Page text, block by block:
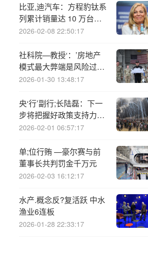
比亚,迪汽车：方程豹钛系
列累计销量达 10 万台，
历时 7 个月
2026-02-08 22:50:17
社科院—教授‘：’房地产
模式最大弊端是风险过度
集中于买房人头上
2026-01-30 13:48:17
央‘行’副行;长陆磊：下一
步将把握好政策支持力度
和节奏，抓好各项货币政
2026-02-01 06:57:17
单;位行贿 —豪尔赛与前
董事长共判罚金千万元
2026-02-03 16:12:17
水产.概念反?复活跃 中水
渔业6连板
2026-01-28 22:33:17